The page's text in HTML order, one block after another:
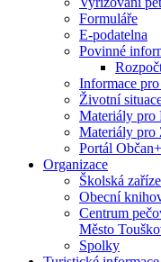
Formuláře
E-podatelna
Povinné
Informace
Životní
Materiály pro
Materiály pro
Portál Občan+
Organizace
Školská
Obecní
Centrum
Město
Spolky